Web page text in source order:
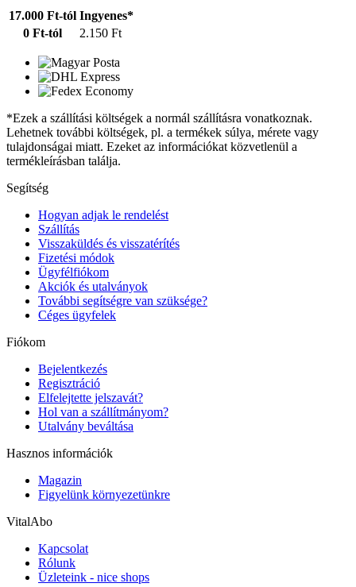
17.000 Ft-tól Ingyenes*
0 Ft-tól
2.150 Ft
*Ezek a szállítási költségek a normál szállításra vonatkoznak.
Lehetnek további költségek, pl. a termékek súlya, mérete vagy
tulajdonságai miatt. Ezeket az információkat közvetlenül a
termékleírásban találja.
Segítség
Hogyan adjak le rendelést
Szállítás
Visszaküldés és visszatérítés
Fizetési módok
Ügyfélfiókom
Akciók és utalványok
További segítségre van szüksége?
Céges ügyfelek
Fiókom
Bejelentkezés
Regisztráció
Elfelejtette jelszavát?
Hol van a szállítmányom?
Utalvány beváltása
Hasznos információk
Magazin
Figyelünk környezetünkre
VitalAbo
Kapcsolat
Rólunk
Üzleteink - nice shops